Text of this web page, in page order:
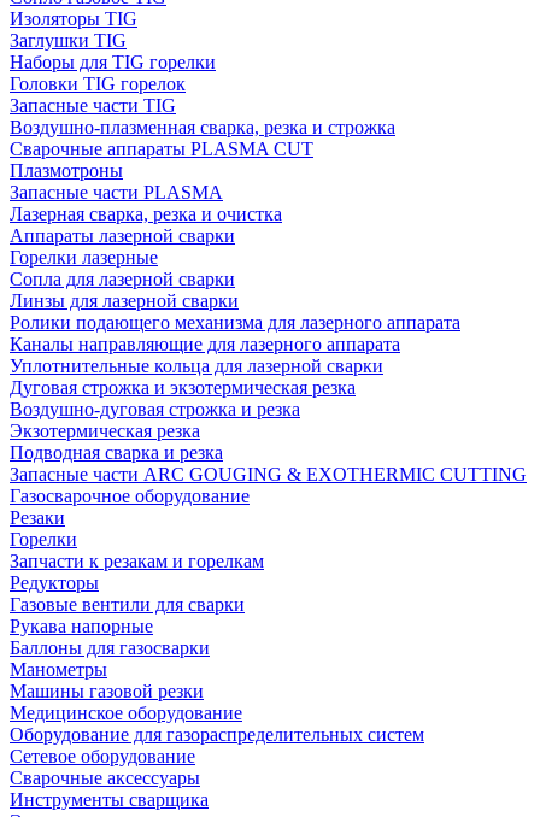
Изоляторы TIG
Заглушки TIG
Наборы для TIG горелки
Головки TIG горелок
Запасные части TIG
Воздушно-плазменная сварка, резка и строжка
Сварочные аппараты PLASMA CUT
Плазмотроны
Запасные части PLASMA
Лазерная сварка, резка и очистка
Аппараты лазерной сварки
Горелки лазерные
Сопла для лазерной сварки
Линзы для лазерной сварки
Ролики подающего механизма для лазерного аппарата
Каналы направляющие для лазерного аппарата
Уплотнительные кольца для лазерной сварки
Дуговая строжка и экзотермическая резка
Воздушно-дуговая строжка и резка
Экзотермическая резка
Подводная сварка и резка
Запасные части ARC GOUGING & EXOTHERMIC CUTTING
Газосварочное оборудование
Резаки
Горелки
Запчасти к резакам и горелкам
Редукторы
Газовые вентили для сварки
Рукава напорные
Баллоны для газосварки
Манометры
Машины газовой резки
Медицинское оборудование
Оборудование для газораспределительных систем
Сетевое оборудование
Сварочные аксессуары
Инструменты сварщика